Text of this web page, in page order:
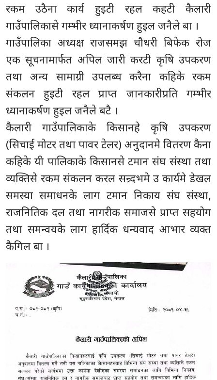
रकम उठैना कार्य हुइटी रहल कहटी कैलारी
गाउँपालिकासे गम्भीर ध्यानाकर्षण हुइल जनैले बा ।
गाउँपालिका अध्यक्ष राजसमझ चौधरी बिफेक रोज
एक सूचनामार्फत अपिल जारी करटी कृषि उपकरण
तथा अन्य सामाग्री उपलब्ध करैना कहिके रकम
संकलन हुइटी रहल प्राप्त जानकारीप्रति गम्भीर
ध्यानाकर्षण हुइल जनैले बटै ।
कैलारी गाउँपालिकाके किसानहे कृषि उपकरण
(सिचाई मोटर तथा पावर टेलर) अनुदानमे वितरण कैना
कहिके यी पालिकाके किसानसे टमान संघ संस्था तथा
व्यक्तिसे रकम संकलन करल सन्र्दभमे उ कार्यमे डेखल
समस्या समाधनके लाग टमान निकाय संघ संस्था,
राजनितिक दल तथा नागरीक समाजसे प्राप्त सहयोग
तथा समन्वयके लाग हार्दिक धन्यवाद आभार व्यक्त
कैगिल बा ।